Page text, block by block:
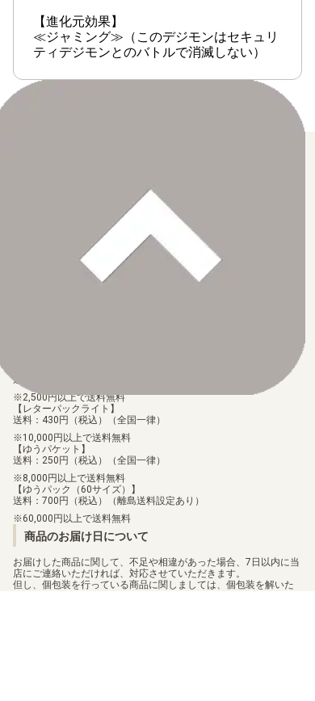
【EX-01】クラシックコレクション
【LM-04】トリッドヴァイス
【LM-03】リミテッドカードセット2024
【LM-02】デクスモン
【ST-23】DIGIMON BEATBREAK
【ST-22】金剛界曼荼羅
【ST-21】HERO OF HOPE
【ST-20】PROTECTOR OF LIGHT
【ST-19】童話の舞踏
【ST-18】旋風の守護者
【進化元効果】
≪ジャミング≫（このデジモンはセキュリ
ティデジモンとのバトルで消滅しない）
各種ブランドのカードをご利用いただけます。
【Paidy（後払い/コンビニ払い）】
お支払後の在庫確保となりますため、お早めにお支払をお願いし
なお、お支払口座は、注文確認メールに記載しております。
振込手数料はお客様負担となります。
送料：100円（税込）（全国一律）
2,500円以上で送料無料
【レターパックライト】
送料：430円（税込）（全国一律）
10,000円以上で送料無料
【ゆうパケット】
送料：250円（税込）（全国一律）
8,000円以上で送料無料
【ゆうパック（60サイズ）】
送料：700円（税込）（離島送料設定あり）
60,000円以上で送料無料
商品のお届け日について
お届けした商品に関して、不足や相違があった場合、7日以内に当
店にご連絡いただければ、対応させていただきます。
但し、個包装を行っている商品に関しましては、個包装を解いた